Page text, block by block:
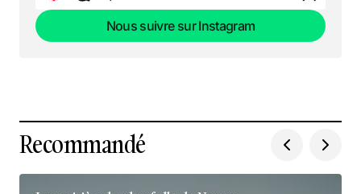
Nous suivre sur Instagram
Recommandé